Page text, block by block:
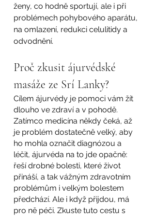
ženy, co hodně sportují, ale i při
problémech pohybového aparátu,
na omlazení, redukci celulitidy a
odvodnění.
Proč zkusit ájurvédské
masáže ze Srí Lanky?
Cílem ájurvédy je pomoci vám žít
dlouho ve zdraví a v pohodě.
Zatímco medicína někdy čeká, až
je problém dostatečně velký, aby
ho mohla označit diagnózou a
léčit, ájurvéda na to jde opačně:
řeší drobné bolesti, které život
přináší, a tak vážným zdravotním
problémům i velkým bolestem
předchází. Ale i když přijdou, má
pro ně péči. Zkuste tuto cestu s